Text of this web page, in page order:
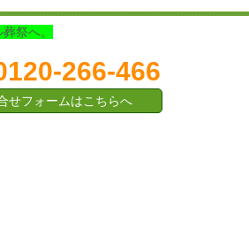
祭へ。
266-466
せフォームはこちらへ